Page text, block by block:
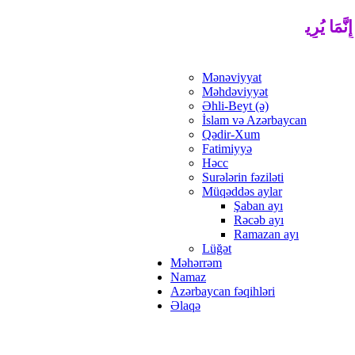
إِنَّمَا يُرِيدُ اللَّهُ لِيُذْهِبَ عَنْكُمُ الرِّجْسَ أَهْلَ الْبَيْتِ
Mənəviyyat
Məhdəviyyət
Əhli-Beyt (ə)
İslam və Azərbaycan
Qədir-Xum
Fatimiyyə
Həcc
Surələrin fəziləti
Müqəddəs aylar
Şaban ayı
Rəcəb ayı
Ramazan ayı
Lüğət
Məhərrəm
Namaz
Azərbaycan fəqihləri
Əlaqə